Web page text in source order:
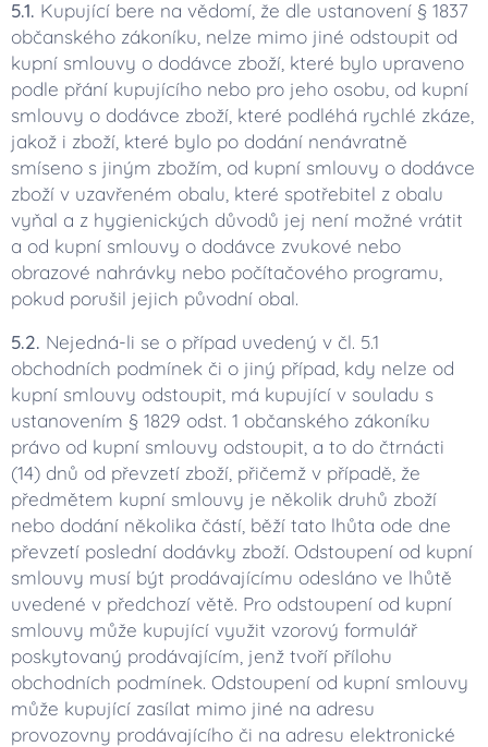
5.1. Kupující bere na vědomí, že dle ustanovení § 1837
občanského zákoníku, nelze mimo jiné odstoupit od
kupní smlouvy o dodávce zboží, které bylo upraveno
podle přání kupujícího nebo pro jeho osobu, od kupní
smlouvy o dodávce zboží, které podléhá rychlé zkáze,
jakož i zboží, které bylo po dodání nenávratně
smíseno s jiným zbožím, od kupní smlouvy o dodávce
zboží v uzavřeném obalu, které spotřebitel z obalu
vyňal a z hygienických důvodů jej není možné vrátit
a od kupní smlouvy o dodávce zvukové nebo
obrazové nahrávky nebo počítačového programu,
pokud porušil jejich původní obal.
5.2. Nejedná-li se o případ uvedený v čl. 5.1
obchodních podmínek či o jiný případ, kdy nelze od
kupní smlouvy odstoupit, má kupující v souladu s
ustanovením § 1829 odst. 1 občanského zákoníku
právo od kupní smlouvy odstoupit, a to do čtrnácti
(14) dnů od převzetí zboží, přičemž v případě, že
předmětem kupní smlouvy je několik druhů zboží
nebo dodání několika částí, běží tato lhůta ode dne
převzetí poslední dodávky zboží. Odstoupení od kupní
smlouvy musí být prodávajícímu odesláno ve lhůtě
uvedené v předchozí větě. Pro odstoupení od kupní
smlouvy může kupující využit vzorový formulář
poskytovaný prodávajícím, jenž tvoří přílohu
obchodních podmínek. Odstoupení od kupní smlouvy
může kupující zasílat mimo jiné na adresu
provozovny prodávajícího či na adresu elektronické